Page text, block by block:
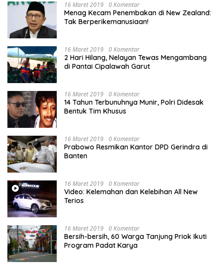
16 Maret 2019 0 Komentar
Menag Kecam Penembakan di New Zealand:
Tak Berperikemanusiaan!
16 Maret 2019 0 Komentar
2 Hari Hilang, Nelayan Tewas Mengambang
di Pantai Cipalawah Garut
16 Maret 2019 0 Komentar
14 Tahun Terbunuhnya Munir, Polri Didesak
Bentuk Tim Khusus
16 Maret 2019 0 Komentar
Prabowo Resmikan Kantor DPD Gerindra di
Banten
16 Maret 2019 0 Komentar
Video: Kelemahan dan Kelebihan All New
Terios
16 Maret 2019 0 Komentar
Bersih-bersih, 60 Warga Tanjung Priok Ikuti
Program Padat Karya